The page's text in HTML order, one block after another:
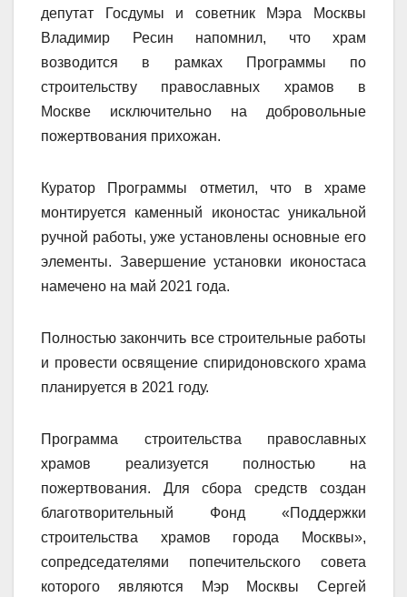
депутат Госдумы и советник Мэра Москвы
Владимир Ресин напомнил, что храм
возводится в рамках Программы по
строительству православных храмов в
Москве исключительно на добровольные
пожертвования прихожан.
Куратор Программы отметил, что в храме
монтируется каменный иконостас уникальной
ручной работы, уже установлены основные его
элементы. Завершение установки иконостаса
намечено на май 2021 года.
Полностью закончить все строительные работы
и провести освящение спиридоновского храма
планируется в 2021 году.
Программа строительства православных
храмов реализуется полностью на
пожертвования. Для сбора средств создан
благотворительный Фонд «Поддержки
строительства храмов города Москвы»,
сопредседателями попечительского совета
которого являются Мэр Москвы Сергей